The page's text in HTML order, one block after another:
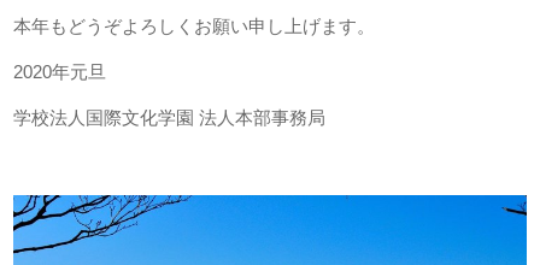
本年もどうぞよろしくお願い申し上げます。
2020年元旦
学校法人国際文化学園 法人本部事務局